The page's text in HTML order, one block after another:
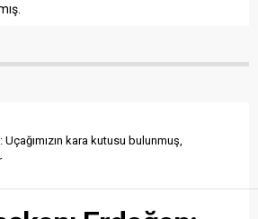
kara kutusu bulunmuş,